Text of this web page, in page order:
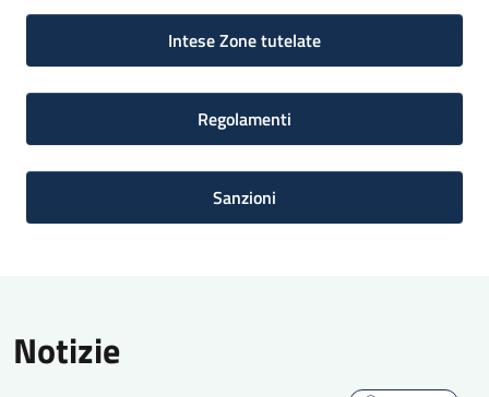
Intese Zone tutelate
Regolamenti
Sanzioni
Notizie